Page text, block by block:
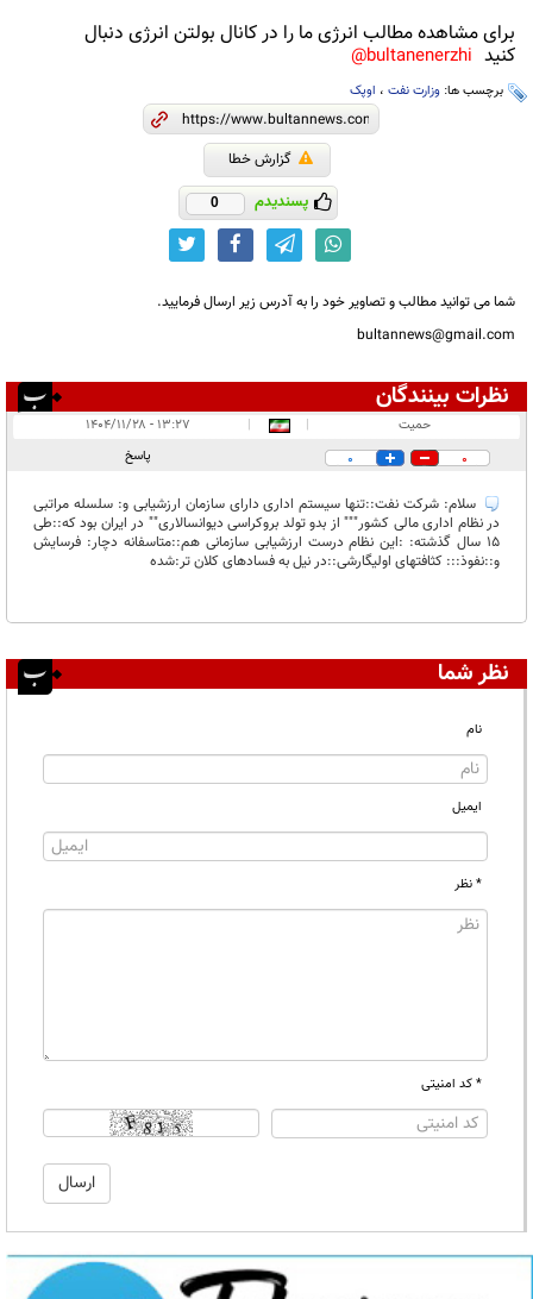
برای مشاهده مطالب انرژی ما را در کانال بولتن انرژی دنبال
کنید bultanenerzhi@
برچسب ها: وزارت نفت ، اوپک
گزارش خطا
پسندیدم 0
شما می توانید مطالب و تصاویر خود را به آدرس زیر ارسال فرمایید.
bultannews@gmail.com
نظرات بینندگان
در انتظار بررسی:
حمیت |
|
۱۳:۲۷ - ۱۴۰۴/۱۱/۲۸
0
0 پاسخ
سلام: شرکت نفت::تنها سیستم اداری دارای سازمان ارزشیابی و: سلسله مراتبی
در نظام اداری مالی کشور""" از بدو تولد بروکراسی دیوانسالاری"" در ایران بود که::طی
۱۵ سال گذشته: :این نظام درست ارزشیابی سازمانی هم::متاسفانه دچار: فرسایش
و::نفوذ::: کثافتهای اولیگارشی::در نیل به فسادهای کلان تر:شده
نظر شما
نام
ایمیل
* نظر
* کد امنیتی